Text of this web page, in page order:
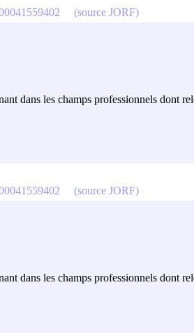
dans les champs professionnels dont
(source JORF)
dans les champs professionnels dont
(source JORF)